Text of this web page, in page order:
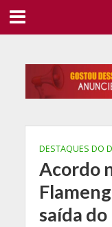
DESTAQUES DO
Acordo
saída